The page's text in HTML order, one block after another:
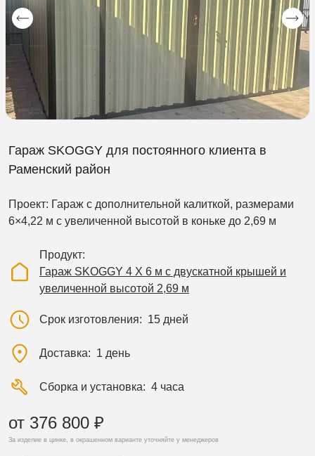
Гараж SKOGGY для постоянного клиента в
Раменский район
Проект: Гараж с дополнительной калиткой, размерами
6×4,22 м с увеличенной высотой в коньке до 2,69 м
Продукт
Гараж SKOGGY 4 Х 6 м с двускатной крышей и
увеличенной высотой 2,69 м
Срок изготовления 15 дней
Доставка 1 день
Сборка и установка 4 часа
от 376 800 ₽
За изделие в цинке, в окрашенном варианте уточняйте у менеджеров